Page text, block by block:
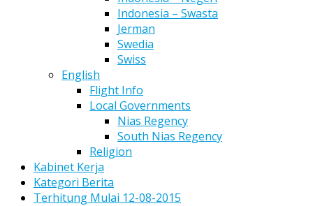
Indonesia – Swasta
Jerman
Swedia
Swiss
English
Flight Info
Local Governments
Nias Regency
South Nias Regency
Religion
Kabinet Kerja
Kategori Berita
Terhitung Mulai 12-08-2015